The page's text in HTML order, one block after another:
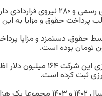
حقوق و مزایا به این ۳۲۲ نفر پرداخت کرده است.
حقوق، دستمزد و مزایا
ارزی ثبت کرده است.